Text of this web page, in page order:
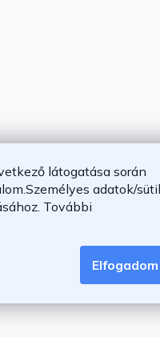
látogatása során
Személyes adatok/
További
Elfogadom